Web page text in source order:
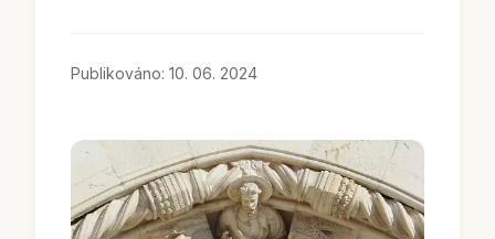
Publikováno: 10. 06. 2024